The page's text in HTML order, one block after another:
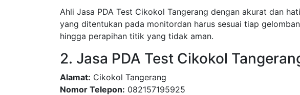
Ahli Jasa PDA Test Cikokol Tangerang dengan akurat dan
yang ditentukan pada monitordan harus sesuai tiap
hingga perapihan titik yang tidak aman.
2. Jasa PDA Test Cikokol
Alamat: Cikokol Tangerang
Nomor Telepon: 082157195925